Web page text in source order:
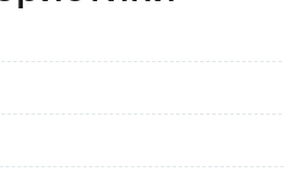
к загрязнениям и